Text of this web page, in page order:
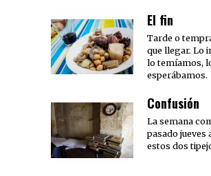
El fin
Tarde o
que llegar. Lo
lo temíamos,
esperábamos.
Confusión
La semana
pasado jueves
estos dos